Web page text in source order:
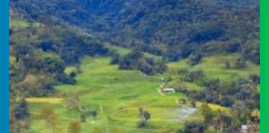
Realisasi
RP 0,00